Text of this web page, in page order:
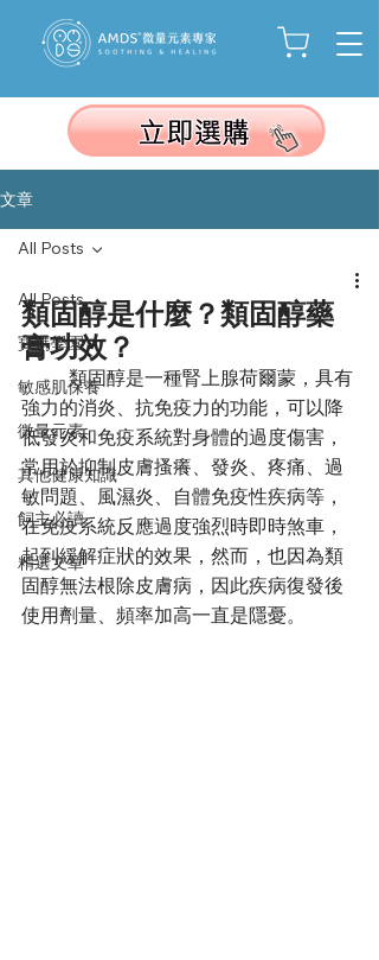
文章
All Posts
寶媽學園
敏感肌保養
微量元素
其他健康知識
飼主必讀
精選文章
All Posts
類固醇是什麼？類固醇藥
膏功效？
	類固醇是一種腎上腺荷爾蒙，具有
強力的消炎、抗免疫力的功能，可以降
低發炎和免疫系統對身體的過度傷害，
常用於抑制皮膚搔癢、發炎、疼痛、過
敏問題、風濕炎、自體免疫性疾病等，
在免疫系統反應過度強烈時即時煞車，
起到緩解症狀的效果，然而，也因為類
固醇無法根除皮膚病，因此疾病復發後
使用劑量、頻率加高一直是隱憂。